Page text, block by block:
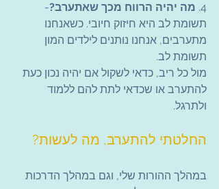
4. מה יהיה הרווח מכך שאתערב?-
תשומת לב היא חיזוק חיובי. כשאנחנו
מתערבים, אנחנו נותנים לילדים המון
תשומת לב.
מול כל ריב, כדאי לשקול אם יהיה נכון כעת
להתערב או שכדאי לתת להם ללמוד
ולתרגל.
החלטתי להתערב, מה לעשות?
במהלך ההורות שלי, וגם במהלך הדרכות